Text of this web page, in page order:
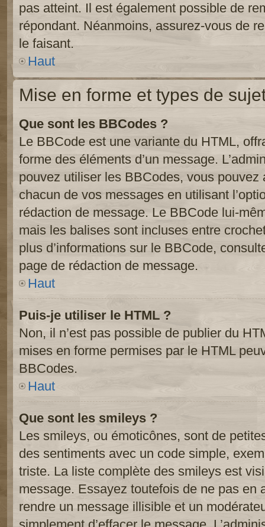
pas atteint. Il est également possible de
répondant. Néanmoins, assurez-vous de
le faisant.
Haut
Mise en forme et types de
Que sont les BBCodes ?
Le BBCode est une variante du HTML,
forme des éléments d’un message.
pouvez utiliser les BBCodes, vous
chacun de vos messages en utilisant
rédaction de message. Le BBCode lui-
mais les balises sont incluses entre
plus d’informations sur le BBCode,
page de rédaction de message.
Haut
Puis-je utiliser le HTML ?
Non, il n’est pas possible de publier du
mises en forme permises par le HTML
BBCodes.
Haut
Que sont les smileys ?
Les smileys, ou émoticônes, sont de
des sentiments avec un code simple,
triste. La liste complète des smileys est
message. Essayez toutefois de ne pas en
rendre un message illisible et un